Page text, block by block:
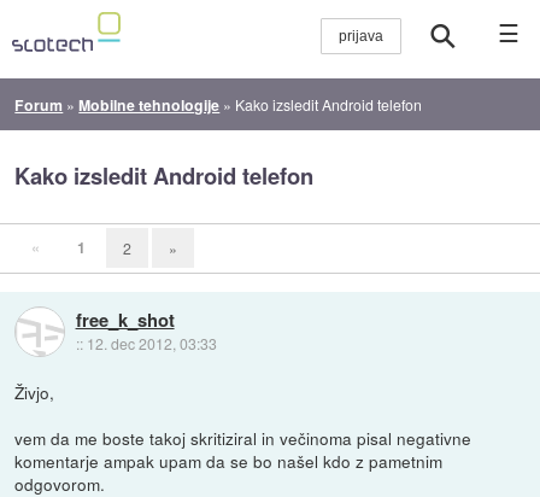
☰
Forum »Mobilne tehnologije » Kako izsledit Android telefon
Kako izsledit Android telefon
« 1 2 »
free_k_shot
:: 12. dec 2012, 03:33
Živjo,
vem da me boste takoj skritiziral in večinoma pisal negativne
komentarje ampak upam da se bo našel kdo z pametnim
odgovorom.